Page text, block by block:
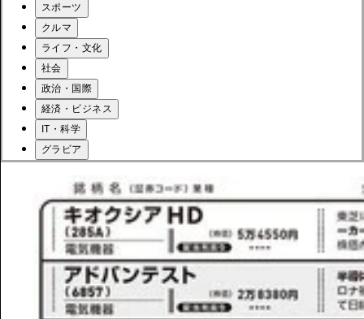
スポーツ
クルマ
ライフ・文化
社会
政治・国際
経済・ビジネス
IT・科学
グラビア